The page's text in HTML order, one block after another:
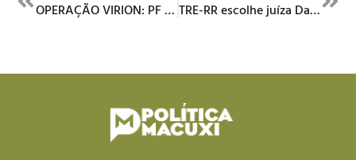
OPERAÇÃO VIRION: PF faz busca e apreensão na Sesau e na Ale TRE-RR escolhe juíza Daniela Schirato para a 1ª Zona Eleitoral em Boa Vista